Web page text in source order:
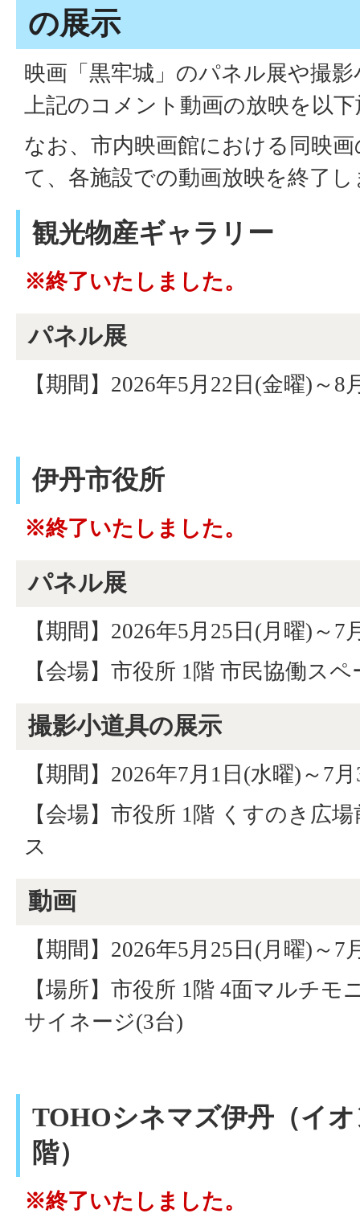
の展示
映画「黒牢城」のパネル展や撮
上記のコメント動画の放映を以
なお、市内映画館における同映
て、各施設での動画放映を終了
観光物産ギャラリー
※終了いたしました。
パネル展
【期間】2026年5月22日(金曜)～8
伊丹市役所
※終了いたしました。
パネル展
【期間】2026年5月25日(月曜)～7
【会場】市役所 1階 市民協働スペ
撮影小道具の展示
【期間】2026年7月1日(水曜)～7
【会場】市役所 1階 くすのき広
ス
動画
【期間】2026年5月25日(月曜)～7
【場所】市役所 1階 4面マルチモ
サイネージ(3台)
TOHOシネマズ伊丹（イ
階）
※終了いたしました。